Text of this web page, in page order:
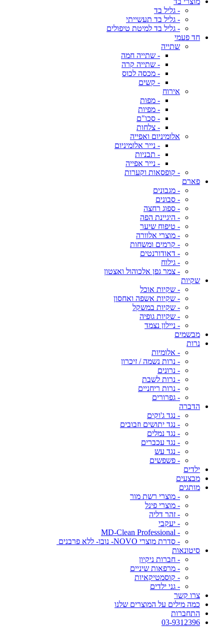
- גליל בד
- גליל בד תעשייתי
- גליל בד למיטת טיפולים
חד פעמי
שתייה
- שתייה חמה
- שתייה קרה
- מכסה לכוס
- קשים
אירוח
- מפות
- מפיות
- סכו"ם
- צלחות
אלומיניום ואפייה
- נייר אלומיניום
- תבניות
- נייר אפייה
- קופסאות וקערות
פארם
- מגבונים
- סבונים
- ספוג רחצה
- היגיינת הפה
- טיפוח שיער
- מוצרי אלוורה
- קרמים ומשחות
- דאודורנטים
- גילוח
- צמר גפן אלכוהול ואצטון
שקיות
- שקיות אוכל
- שקיות אשפה ואחסון
- שקיות במשקל
- שקיות גופיה
- ניילון נצמד
מבשמים
נרות
- אלומיות
- נרות נשמה / זיכרון
- נרונים
- נרות לשבת
- נרות ריחניים
- גפרורים
הדברה
- נגד ג'וקים
- נגד יתושים וזבובים
- נגד נמלים
- נגד עכברים
- נגד עש
- פשפשים
ילדים
מבצעים
מותגים
- מוצרי רשת מור
- מוצרי פינל
- זהר דליה
- יעקבי
- MD-Clean Professional
- סדרת מוצרי NOVO- נובו- ללא פרבנים
סיטונאות
- חברות ניקיון
- מרפאות שיניים
- קוסמטיקאיות
- גני ילדים
צרו קשר
כמה מילים על המוצרים שלנו
התחברות
03-9312396